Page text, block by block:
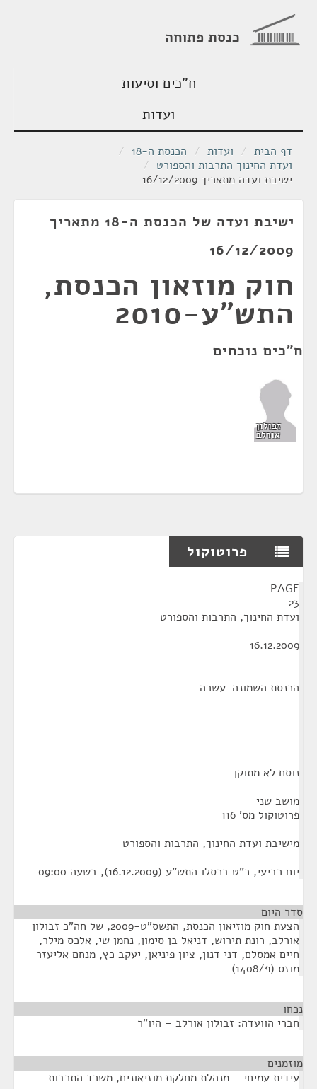
כנסת פתוחה
ח"כים וסיעות
ועדות
דף הבית / ועדות / הכנסת ה-18
/
ועדת החינוך התרבות והספורט /
ישיבת ועדה מתאריך 16/12/2009
ישיבת ועדה של הכנסת ה-18 מתאריך
16/12/2009
חוק מוזאון הכנסת,
התש"ע-2010
ח"כים נוכחים
זבולון
אורלב
פרוטוקול
PAGE
23
ועדת החינוך, התרבות והספורט
16.12.2009
הכנסת השמונה-עשרה
נוסח לא מתוקן
מושב שני
פרוטוקול מס' 116
מישיבת ועדת החינוך, התרבות והספורט
יום רביעי, כ"ט בכסלו התש"ע (16.12.2009), בשעה 09:00
סדר היום
הצעת חוק מוזיאון הכנסת, התשס"ט-2009, של חה"כ זבולון
אורלב, רונת תירוש, דניאל בן סימון, נחמן שי, אלכס מילר,
חיים אמסלם, דני דנון, ציון פיניאן, יעקב כץ, מנחם אליעזר
מוזס (פ/1408)
נכחו
חברי הוועדה: זבולון אורלב – היו"ר
מוזמנים
עידית עמיחי – מנהלת מחלקת מוזיאונים, משרד התרבות